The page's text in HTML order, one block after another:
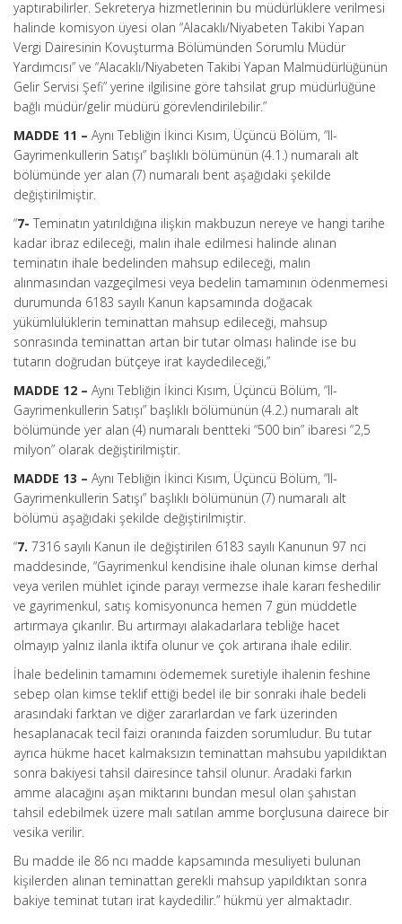
yaptırabilirler. Sekreterya hizmetlerinin bu müdürlüklere verilmesi
halinde komisyon üyesi olan “Alacaklı/Niyabeten Takibi Yapan
Vergi Dairesinin Kovuşturma Bölümünden Sorumlu Müdür
Yardımcısı” ve “Alacaklı/Niyabeten Takibi Yapan Malmüdürlüğünün
Gelir Servisi Şefi” yerine ilgilisine göre tahsilat grup müdürlüğüne
bağlı müdür/gelir müdürü görevlendirilebilir.”
MADDE 11 – Aynı Tebliğin İkinci Kısım, Üçüncü Bölüm, “II-
Gayrimenkullerin Satışı” başlıklı bölümünün (4.1.) numaralı alt
bölümünde yer alan (7) numaralı bent aşağıdaki şekilde
değiştirilmiştir.
“7- Teminatın yatırıldığına ilişkin makbuzun nereye ve hangi tarihe
kadar ibraz edileceği, malın ihale edilmesi halinde alınan
teminatın ihale bedelinden mahsup edileceği, malın
alınmasından vazgeçilmesi veya bedelin tamamının ödenmemesi
durumunda 6183 sayılı Kanun kapsamında doğacak
yükümlülüklerin teminattan mahsup edileceği, mahsup
sonrasında teminattan artan bir tutar olması halinde ise bu
tutarın doğrudan bütçeye irat kaydedileceği,”
MADDE 12 – Aynı Tebliğin İkinci Kısım, Üçüncü Bölüm, “II-
Gayrimenkullerin Satışı” başlıklı bölümünün (4.2.) numaralı alt
bölümünde yer alan (4) numaralı bentteki “500 bin” ibaresi “2,5
milyon” olarak değiştirilmiştir.
MADDE 13 – Aynı Tebliğin İkinci Kısım, Üçüncü Bölüm, “II-
Gayrimenkullerin Satışı” başlıklı bölümünün (7) numaralı alt
bölümü aşağıdaki şekilde değiştirilmiştir.
“7. 7316 sayılı Kanun ile değiştirilen 6183 sayılı Kanunun 97 nci
maddesinde, “Gayrimenkul kendisine ihale olunan kimse derhal
veya verilen mühlet içinde parayı vermezse ihale kararı feshedilir
ve gayrimenkul, satış komisyonunca hemen 7 gün müddetle
artırmaya çıkarılır. Bu artırmayı alakadarlara tebliğe hacet
olmayıp yalnız ilanla iktifa olunur ve çok artırana ihale edilir.
İhale bedelinin tamamını ödememek suretiyle ihalenin feshine
sebep olan kimse teklif ettiği bedel ile bir sonraki ihale bedeli
arasındaki farktan ve diğer zararlardan ve fark üzerinden
hesaplanacak tecil faizi oranında faizden sorumludur. Bu tutar
ayrıca hükme hacet kalmaksızın teminattan mahsubu yapıldıktan
sonra bakiyesi tahsil dairesince tahsil olunur. Aradaki farkın
amme alacağını aşan miktarını bundan mesul olan şahıstan
tahsil edebilmek üzere malı satılan amme borçlusuna dairece bir
vesika verilir.
Bu madde ile 86 ncı madde kapsamında mesuliyeti bulunan
kişilerden alınan teminattan gerekli mahsup yapıldıktan sonra
bakiye teminat tutarı irat kaydedilir.” hükmü yer almaktadır.